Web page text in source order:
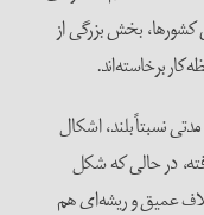
بخش بزرگی از
بلند، اشکال
حالی که شکل
و ریشه‌ای هم